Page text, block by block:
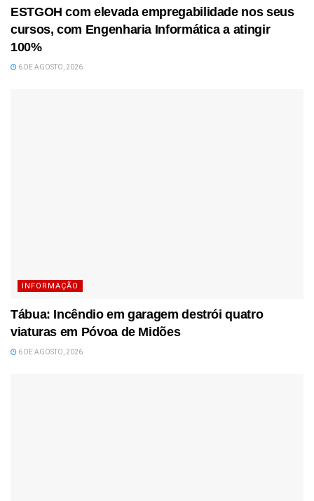
ESTGOH com elevada empregabilidade nos seus
cursos, com Engenharia Informática a atingir
100%
6 DE AGOSTO, 2026
INFORMAÇÃO
Tábua: Incêndio em garagem destrói quatro
viaturas em Póvoa de Midões
6 DE AGOSTO, 2026